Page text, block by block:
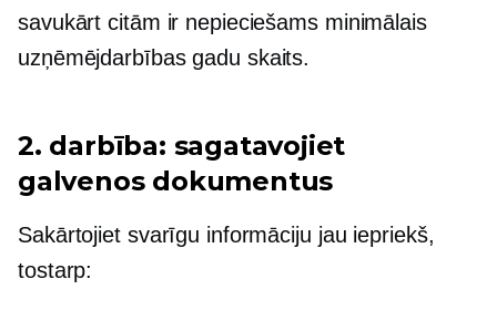
savukārt citām ir nepieciešams minimālais
uzņēmējdarbības gadu skaits.
2. darbība: sagatavojiet
galvenos dokumentus
Sakārtojiet svarīgu informāciju jau iepriekš,
tostarp: